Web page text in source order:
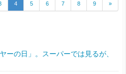
4 5 6 7 8 9 »
ーの日」。スーパーでは見るが、